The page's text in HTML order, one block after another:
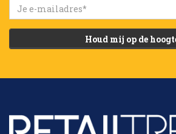
Houd mij op de